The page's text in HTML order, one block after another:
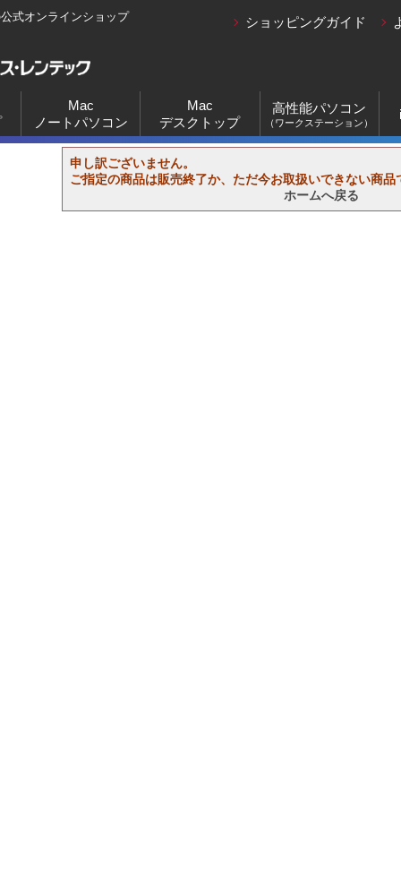
式オンラインショップ
Mac
ノートパソコン
Mac
デスクトップ
高性能パソコン
（ワークステーション）
ショッピングガイド
申し訳ございません。
ご指定の商品は販売終了か、ただ今お取扱いできない商品
ホームへ戻る